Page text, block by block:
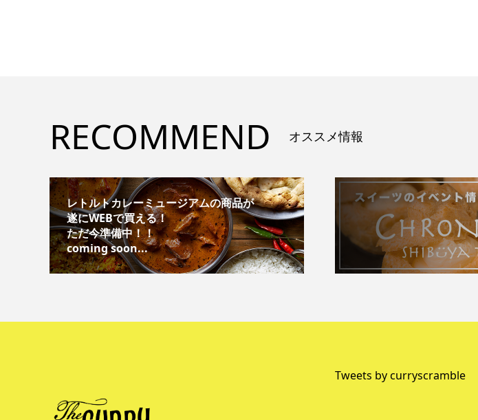
RECOMMEND オススメ情報
レトルトカレーミュージアムの商品が
遂にWEBで買える！
ただ今準備中！！
coming soon...
Tweets by curryscramble